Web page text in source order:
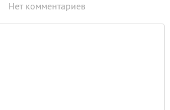
Нет комментариев